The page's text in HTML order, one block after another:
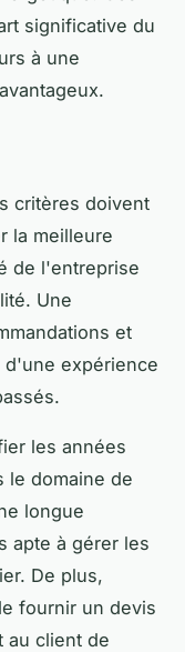
significative du
à une
critères doivent
la meilleure
de l'entreprise
Une
et
expérience
les années
le domaine de
longue
apte à gérer les
De plus,
fournir un devis
au client de